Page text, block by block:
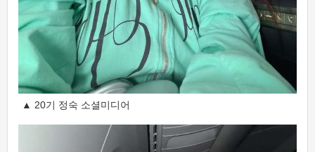
▲ 20기 정숙 소셜미디어